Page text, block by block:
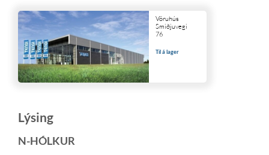
Vöruhús
Smiðjuvegi
76
Til á lager
Lýsing
N-HÓLKUR